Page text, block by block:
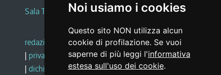
Noi usiamo i cookies
Questo sito NON utilizza alcun
cookie di profilazione. Se vuoi
saperne di più leggi l'informativa
estesa sull'uso dei cookie.
Sala Tiziano Tessitori
redazione web |note legali |glossario
| privacy
social media policy
| dichiarazione di accessibilità |feedback